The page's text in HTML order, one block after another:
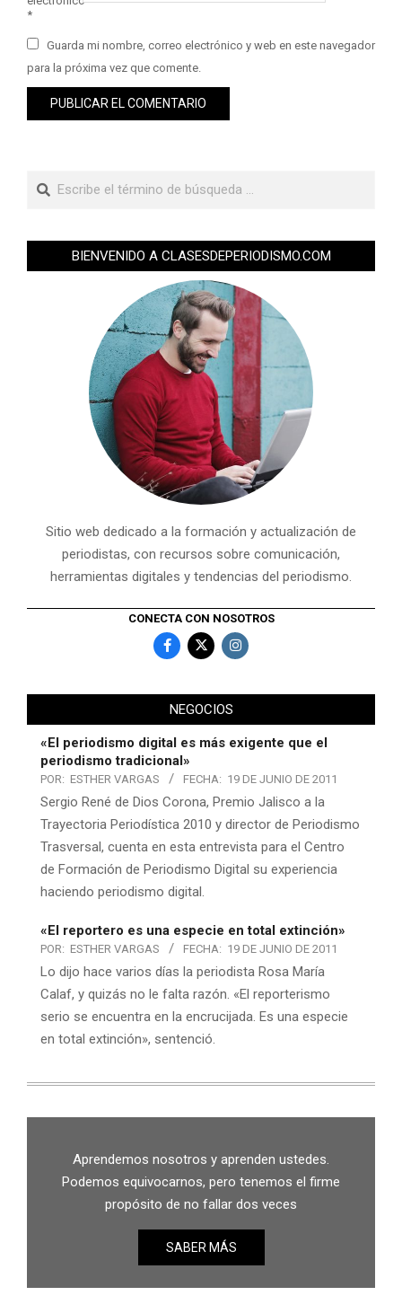
*
Guarda mi nombre, correo electrónico y web en este navegador
para la próxima vez que comente.
BIENVENIDO A CLASESDEPERIODISMO.COM
Sitio web dedicado a la formación y actualización de
periodistas, con recursos sobre comunicación,
herramientas digitales y tendencias del periodismo.
CONECTA CON NOSOTROS
NEGOCIOS
«El periodismo digital es más exigente que el
periodismo tradicional»
POR: ESTHER VARGAS FECHA: 19 DE JUNIO DE 2011
Sergio René de Dios Corona, Premio Jalisco a la
Trayectoria Periodística 2010 y director de Periodismo
Trasversal, cuenta en esta entrevista para el Centro
de Formación de Periodismo Digital su experiencia
haciendo periodismo digital.
«El reportero es una especie en total extinción»
POR: ESTHER VARGAS FECHA: 19 DE JUNIO DE 2011
Lo dijo hace varios días la periodista Rosa María
Calaf, y quizás no le falta razón. «El reporterismo
serio se encuentra en la encrucijada. Es una especie
en total extinción», sentenció.
Aprendemos nosotros y aprenden ustedes.
Podemos equivocarnos, pero tenemos el firme
propósito de no fallar dos veces
SABER MÁS